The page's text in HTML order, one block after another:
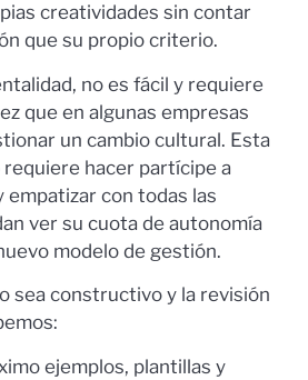
creatividades sin contar
que su propio criterio.
no es fácil y requiere
que en algunas empresas
un cambio cultural. Esta
hacer partícipe a
empatizar con todas las
ver su cuota de autonomía
modelo de gestión.
sea constructivo y la revisión
ejemplos, plantillas y